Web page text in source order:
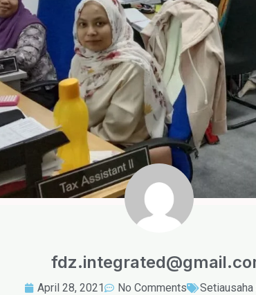
April 28, 2021 No Comments